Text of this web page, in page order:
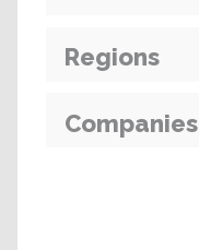
Regions
Companies